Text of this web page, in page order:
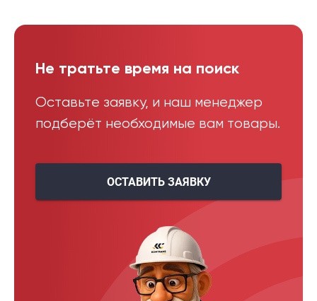
Не тратьте время на поиск
Оставьте заявку, и наш менеджер
подберёт необходимые вам товары.
ОСТАВИТЬ ЗАЯВКУ